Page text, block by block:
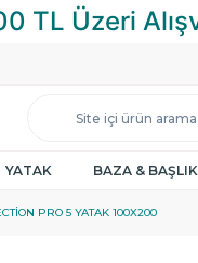
YATAK BAZA & BAŞLIK
PRO 5 YATAK 100X200